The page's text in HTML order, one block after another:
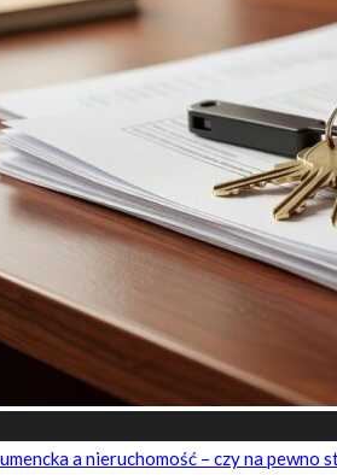
a nieruchomość – czy na pewno